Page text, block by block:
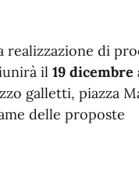
realizzazione di
il 19 dicembre
galletti, piazza
delle proposte